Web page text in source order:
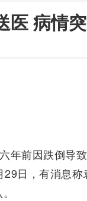
医 病情
年前因跌倒导
日，有消息